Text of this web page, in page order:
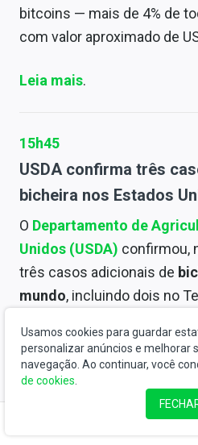
bitcoins — mais de 4% de
com valor aproximado de
Leia mais.
15h45
USDA confirma três
bicheira nos Estados
O Departamento de
Unidos (USDA) confirmou,
três casos adicionais de
mundo, incluindo dois no
O Serviço de Inspeção
disse que os dois casos do
no condado de La
Usamos cookies para guardar
personalizar anúncios e melhorar
navegação. Ao continuar, você
de cookies